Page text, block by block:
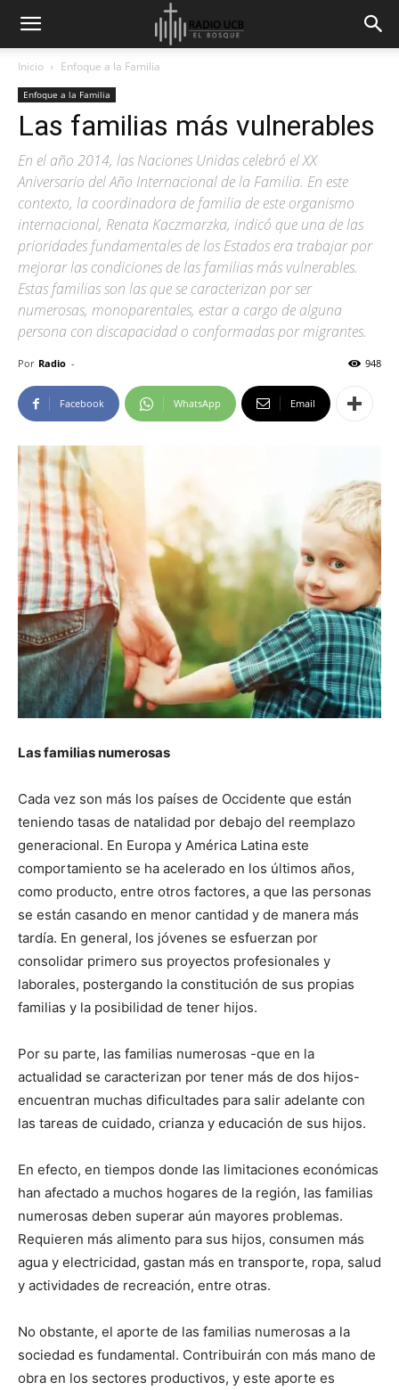
Inicio Enfoque a la Familia
Enfoque a la Familia
Las familias más vulnerables
En el año 2014, las Naciones Unidas celebró el XX
Aniversario del Año Internacional de la Familia. En este
contexto, la coordinadora de familia de este organismo
internacional, Renata Kaczmarzka, indicó que una de las
prioridades fundamentales de los Estados era trabajar por
mejorar las condiciones de las familias más vulnerables.
Estas familias son las que se caracterizan por ser
numerosas, monoparentales, estar a cargo de alguna
persona con discapacidad o conformadas por migrantes.
Por Radio - 948
Facebook WhatsApp Email
Las familias numerosas
Cada vez son más los países de Occidente que están
teniendo tasas de natalidad por debajo del reemplazo
generacional. En Europa y América Latina este
comportamiento se ha acelerado en los últimos años,
como producto, entre otros factores, a que las personas
se están casando en menor cantidad y de manera más
tardía. En general, los jóvenes se esfuerzan por
consolidar primero sus proyectos profesionales y
laborales, postergando la constitución de sus propias
familias y la posibilidad de tener hijos.
Por su parte, las familias numerosas -que en la
actualidad se caracterizan por tener más de dos hijos-
encuentran muchas dificultades para salir adelante con
las tareas de cuidado, crianza y educación de sus hijos.
En efecto, en tiempos donde las limitaciones económicas
han afectado a muchos hogares de la región, las familias
numerosas deben superar aún mayores problemas.
Requieren más alimento para sus hijos, consumen más
agua y electricidad, gastan más en transporte, ropa, salud
y actividades de recreación, entre otras.
No obstante, el aporte de las familias numerosas a la
sociedad es fundamental. Contribuirán con más mano de
obra en los sectores productivos, y este aporte es